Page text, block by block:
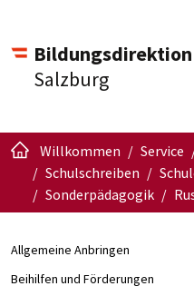
Bildungsdirektion
Salzburg
Willkommen Service
Schulschreiben
Sonderpädagogik
Allgemeine Anbringen
Beihilfen und Förderungen